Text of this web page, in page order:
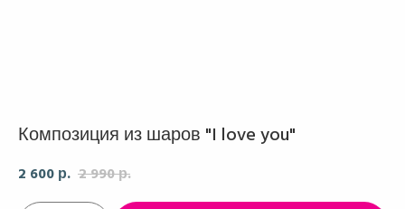
Композиция из шаров "I love you"
2 600 р. 2 990р.